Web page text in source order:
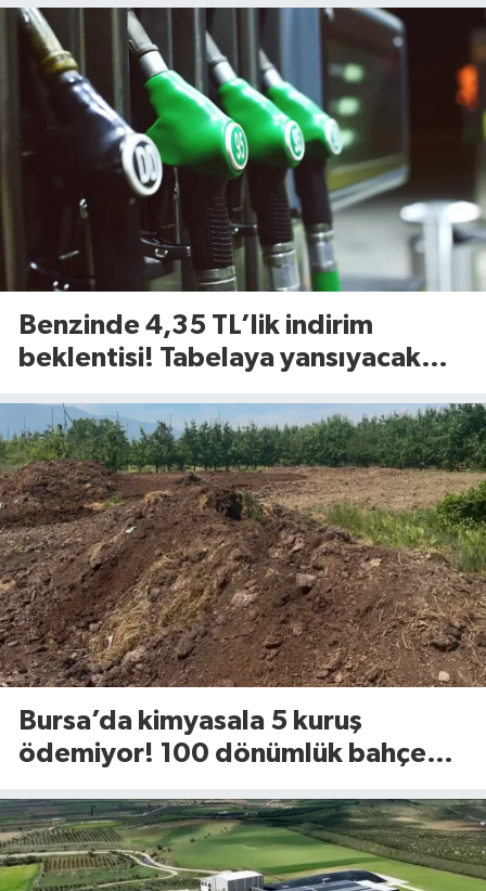
Benzinde 4,35 TL’lik indirim
beklentisi! Tabelaya yansıyacak
Bursa’da kimyasala 5 kuruş
ödemiyor! 100 dönümlük bahçede